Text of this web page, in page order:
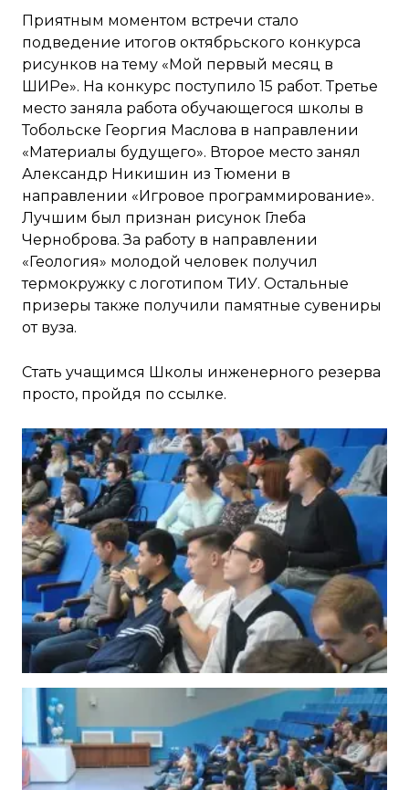
Приятным моментом встречи стало
подведение итогов октябрьского конкурса
рисунков на тему «Мой первый месяц в
ШИРе». На конкурс поступило 15 работ. Третье
место заняла работа обучающегося школы в
Тобольске Георгия Маслова в направлении
«Материалы будущего». Второе место занял
Александр Никишин из Тюмени в
направлении «Игровое программирование».
Лучшим был признан рисунок Глеба
Черноброва. За работу в направлении
«Геология» молодой человек получил
термокружку с логотипом ТИУ. Остальные
призеры также получили памятные сувениры
от вуза.
Стать учащимся Школы инженерного резерва
просто, пройдя по ссылке.